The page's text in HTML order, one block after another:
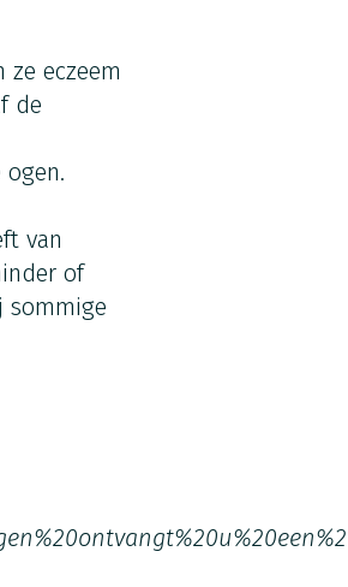
ze eczeem
de
van
of
sommige